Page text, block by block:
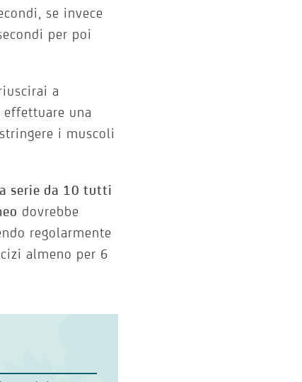
se invece
per poi
a
una
i muscoli
serie da 10 tutti
dovrebbe
regolarmente
almeno per 6